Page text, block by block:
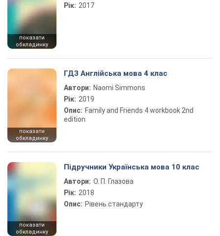
показати
обкладинку
Рік: 2017
показати
обкладинку
ГДЗ Англійська мова 4 клас
Автори: Naomi Simmons
Рік: 2019
Опис: Family and Friends 4 workbook 2nd
edition
показати
обкладинку
Підручники Українська мова 10 клас
Автори: О. П. Глазова
Рік: 2018
Опис: Рівень стандарту